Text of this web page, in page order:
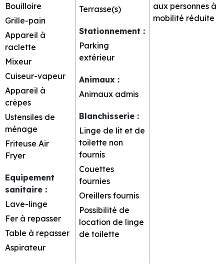
Bouilloire
Grille-pain
Appareil à
raclette
Mixeur
Cuiseur-vapeur
Appareil à
crêpes
Ustensiles de
ménage
Friteuse Air
Fryer
Equipement
sanitaire :
Lave-linge
Fer à repasser
Table à repasser
Aspirateur
Terrasse(s)
Stationnement :
Parking
extérieur
Animaux :
Animaux admis
Blanchisserie :
Linge de lit et de
toilette non
fournis
Couettes
fournies
Oreillers fournis
Possibilité de
location de linge
de toilette
aux personnes à
mobilité réduite